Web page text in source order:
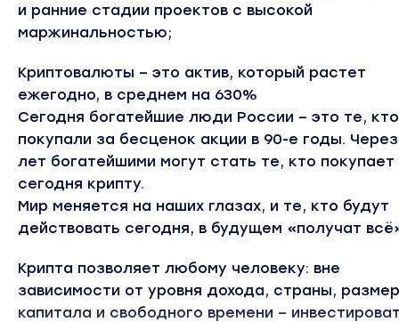
и ранние стадии проектов с высокой
маржинальностью;
Криптовалюты – это актив, который растет
ежегодно, в среднем на 630%
Сегодня богатейшие люди России – это те, кто
покупали за бесценок акции в 90-е годы. Через
лет богатейшими могут стать те, кто покупает
сегодня крипту.
Мир меняется на наших глазах, и те, кто будут
действовать сегодня, в будущем «получат
Крипта позволяет любому человеку: вне
зависимости от уровня дохода, страны,
капитала и свободного времени –